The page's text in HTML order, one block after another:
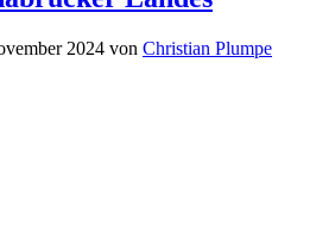
2024 von Christian Plumpe